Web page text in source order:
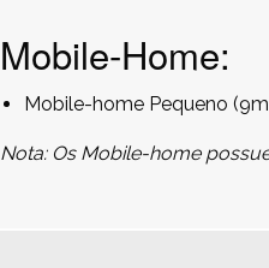
Mobile-Home:
Mobile-home Pequeno
Nota: Os Mobile-home